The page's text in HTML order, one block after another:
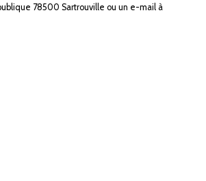
78500 Sartrouville ou un e-mail à